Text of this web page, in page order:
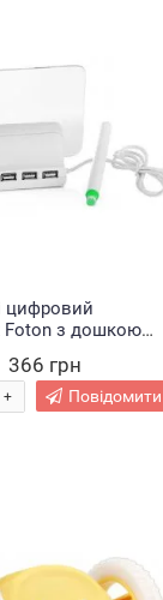
цифровий
Foton з дошкою
366 грн
+ Повідомити